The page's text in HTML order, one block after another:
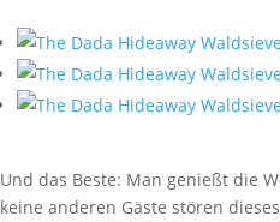
Und das Beste: Man genießt die
keine anderen Gäste stören